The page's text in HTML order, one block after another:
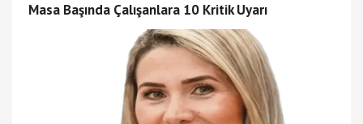
Masa Başında Çalışanlara 10 Kritik Uyarı